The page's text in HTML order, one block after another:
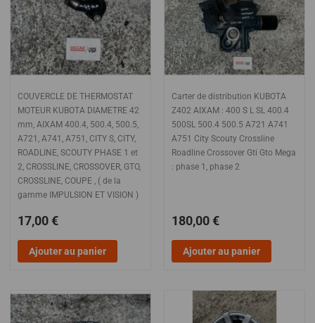
COUVERCLE DE THERMOSTAT
MOTEUR KUBOTA DIAMETRE 42
mm, AIXAM 400.4, 500.4, 500.5,
A721, A741, A751, CITY S, CITY,
ROADLINE, SCOUTY PHASE 1 et
2, CROSSLINE, CROSSOVER, GTO,
CROSSLINE, COUPE , ( de la
gamme IMPULSION ET VISION )
17,00 €
Ajouter au panier
Carter de distribution KUBOTA
Z402 AIXAM : 400 S L SL 400.4
500SL 500.4 500.5 A721 A741
A751 City Scouty Crossline
Roadline Crossover Gti Gto Mega
: phase 1, phase 2
180,00 €
Ajouter au panier